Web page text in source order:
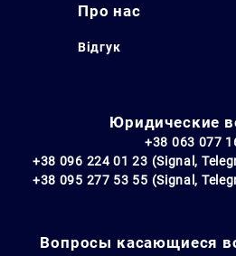
Про нас
Відгук
Юридические
+38 063 077
+38 096 224 01 23 (Signal,
+38 095 277 53 55 (Signal,
Вопросы касающиеся